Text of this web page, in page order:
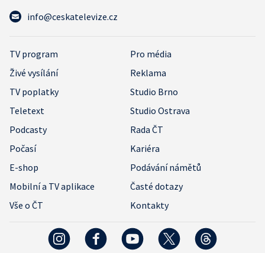
info@ceskatelevize.cz
TV program
Pro média
Živé vysílání
Reklama
TV poplatky
Studio Brno
Teletext
Studio Ostrava
Podcasty
Rada ČT
Počasí
Kariéra
E-shop
Podávání námětů
Mobilní a TV aplikace
Časté dotazy
Vše o ČT
Kontakty